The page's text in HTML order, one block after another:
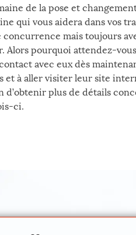
de la pose et
qui vous aidera dans vos
mais toujours
Alors pourquoi attendez-
avec eux dès
et à aller visiter leur site
plus de détails
ci.